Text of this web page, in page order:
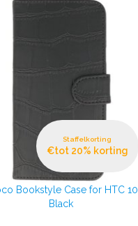
Staffelkorting
€tot 20% korting
Bookstyle Case for HTC 10
Black